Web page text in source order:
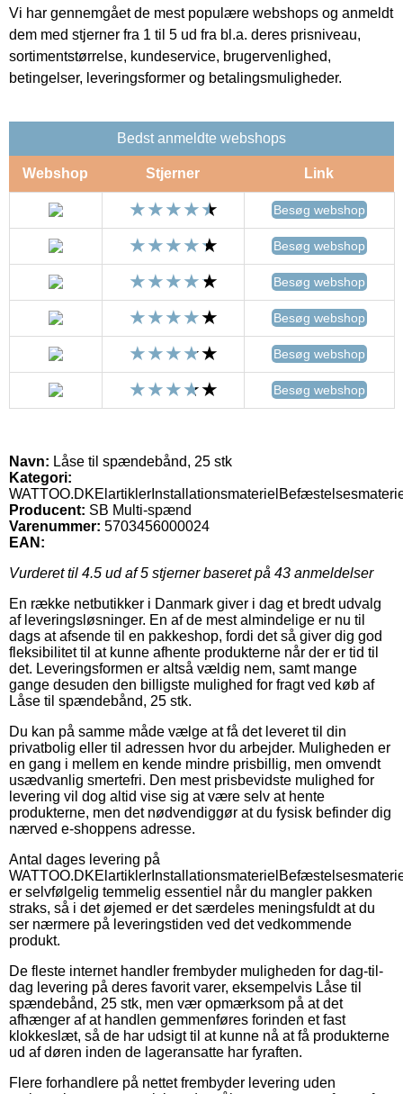
Vi har gennemgået de mest populære webshops og anmeldt
dem med stjerner fra 1 til 5 ud fra bl.a. deres prisniveau,
sortimentstørrelse, kundeservice, brugervenlighed,
betingelser, leveringsformer og betalingsmuligheder.
Bedst anmeldte webshops
Webshop Stjerner Link
Besøg webshop
Besøg webshop
Besøg webshop
Besøg webshop
Besøg webshop
Besøg webshop
Navn: Låse til spændebånd, 25 stk
Kategori:
Producent: SB Multi-spænd
Varenummer: 5703456000024
EAN:
Vurderet til 4.5 ud af 5 stjerner baseret på 43 anmeldelser
En række netbutikker i Danmark giver i dag et bredt udvalg
af leveringsløsninger. En af de mest almindelige er nu til
dags at afsende til en pakkeshop, fordi det så giver dig god
fleksibilitet til at kunne afhente produkterne når der er tid til
det. Leveringsformen er altså vældig nem, samt mange
gange desuden den billigste mulighed for fragt ved køb af
Låse til spændebånd, 25 stk.
Du kan på samme måde vælge at få det leveret til din
privatbolig eller til adressen hvor du arbejder. Muligheden er
en gang i mellem en kende mindre prisbillig, men omvendt
usædvanlig smertefri. Den mest prisbevidste mulighed for
levering vil dog altid vise sig at være selv at hente
produkterne, men det nødvendiggør at du fysisk befinder dig
nærved e-shoppens adresse.
Antal dages levering på
er selvfølgelig temmelig essentiel når du mangler pakken
straks, så i det øjemed er det særdeles meningsfuldt at du
ser nærmere på leveringstiden ved det vedkommende
produkt.
De fleste internet handler frembyder muligheden for dag-til-
dag levering på deres favorit varer, eksempelvis Låse til
spændebånd, 25 stk, men vær opmærksom på at det
afhænger af at handlen gemmenføres forinden et fast
klokkeslæt, så de har udsigt til at kunne nå at få produkterne
ud af døren inden de lageransatte har fyraften.
Flere forhandlere på nettet frembyder levering uden